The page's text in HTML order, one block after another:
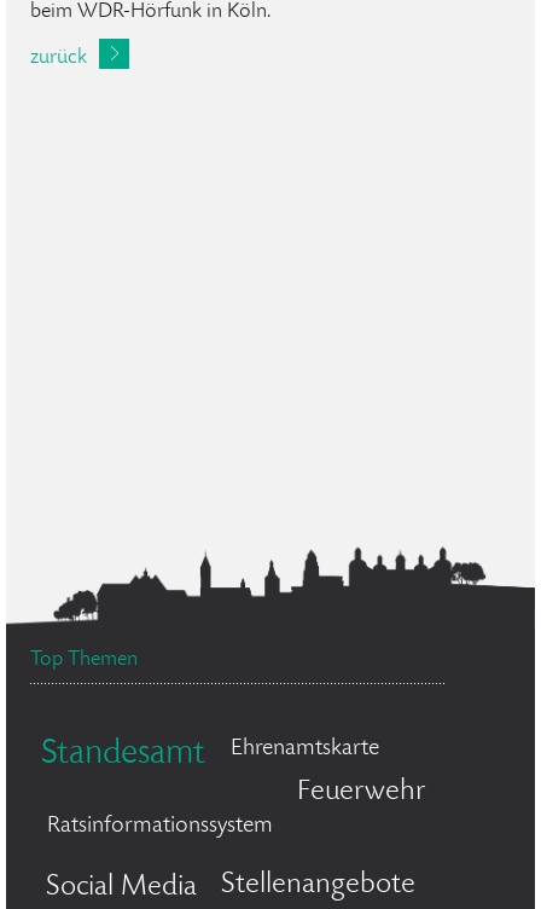
beim WDR-Hörfunk in Köln.
zurück
Top Themen
Standesamt Ehrenamtskarte
Ratsinformationssystem
Feuerwehr
Social Media Stellenangebote